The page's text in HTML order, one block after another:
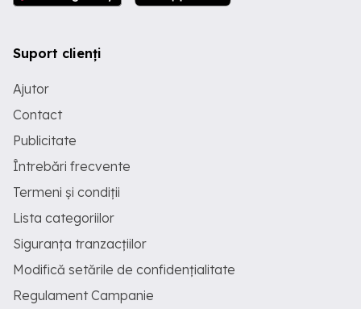
Suport clienți
Ajutor
Contact
Publicitate
Întrebări frecvente
Termeni și condiții
Lista categoriilor
Siguranța tranzacțiilor
Modifică setările de confidențialitate
Regulament Campanie